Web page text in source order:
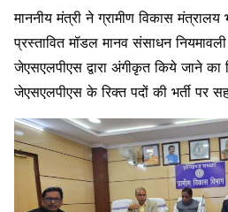
माननीय मंत्री ने ग्रामीण विकास
प्रस्तावित मॉडल मानव संसाधन
जेएसएलपीएस द्वारा अंगीकृत किये जाने
जेएसएलपीएस के रिक्त पदों की भर्ती पर